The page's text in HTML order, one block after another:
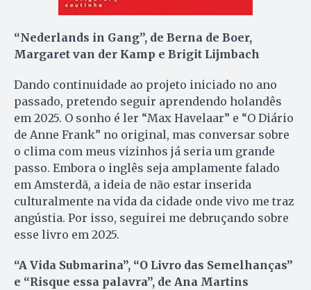
“Nederlands in Gang”, de Berna de Boer,
Margaret van der Kamp e Brigit Lijmbach
Dando continuidade ao projeto iniciado no ano
passado, pretendo seguir aprendendo holandês
em 2025. O sonho é ler “Max Havelaar” e “O Diário
de Anne Frank” no original, mas conversar sobre
o clima com meus vizinhos já seria um grande
passo. Embora o inglês seja amplamente falado
em Amsterdã, a ideia de não estar inserida
culturalmente na vida da cidade onde vivo me traz
angústia. Por isso, seguirei me debruçando sobre
esse livro em 2025.
“A Vida Submarina”, “O Livro das Semelhanças”
e “Risque essa palavra”, de Ana Martins